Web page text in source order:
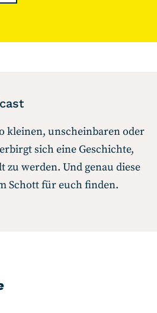
kleinen, unscheinbaren oder
sich eine Geschichte,
zu werden. Und genau diese
Schott für euch finden.